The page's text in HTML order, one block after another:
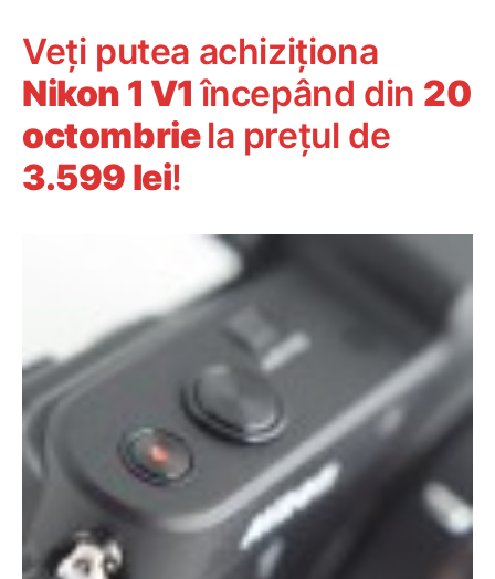
Veți putea achiziționa
Nikon 1 V1începând din 20
octombriela prețul de
3.599 lei!